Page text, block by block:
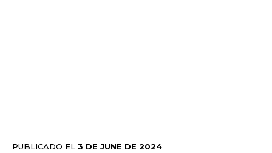
PUBLICADO EL 3 DE JUNE DE 2024